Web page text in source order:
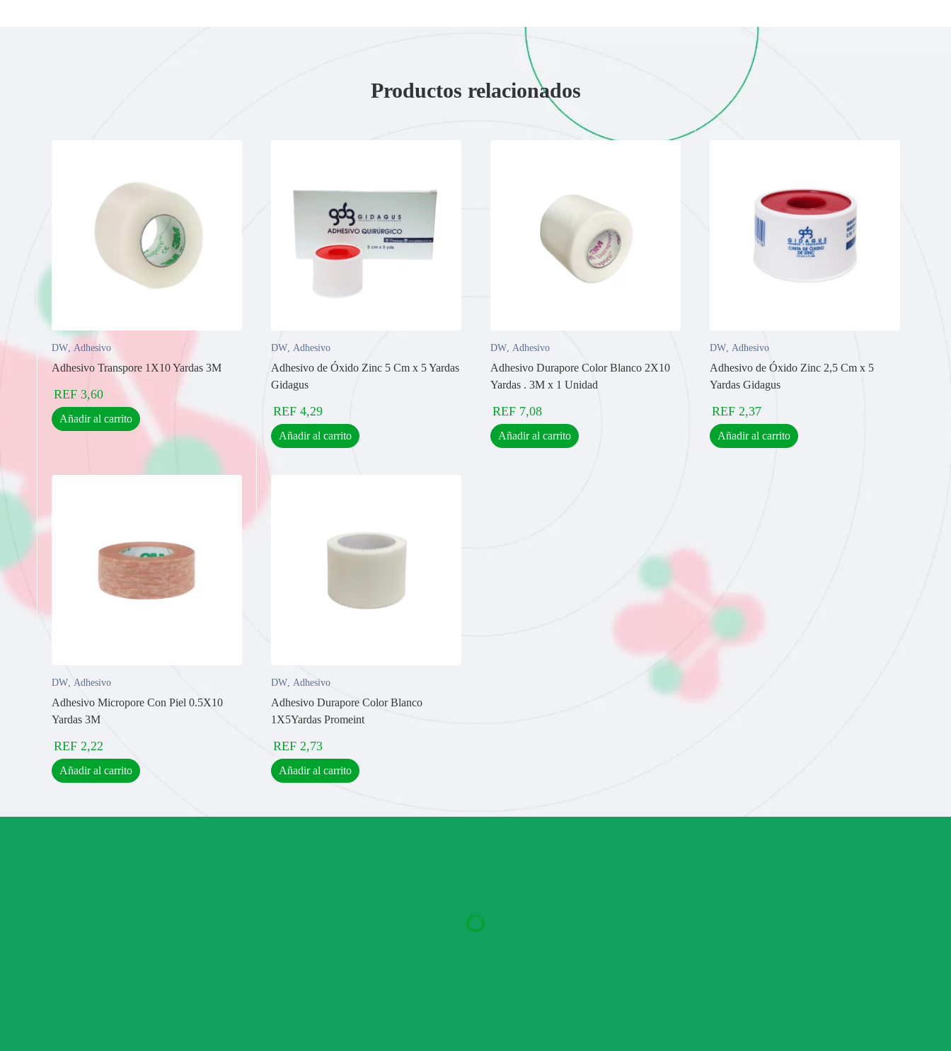
Productos relacionados
DW Adhesivo
Adhesivo Transpore 1X10 Yardas 3M
REF 3,60
Añadir al carrito
DW Adhesivo
Adhesivo de Óxido Zinc 5 Cm x 5 Yardas
Gidagus
REF 4,29
Añadir al carrito
DW Adhesivo
Adhesivo Durapore Color Blanco 2X10
Yardas . 3M x 1 Unidad
REF 7,08
Añadir al carrito
DW Adhesivo
Adhesivo de Óxido Zinc 2,5 Cm x 5
Yardas Gidagus
REF 2,37
Añadir al carrito
DW Adhesivo
Adhesivo Micropore Con Piel 0.5X10
Yardas 3M
REF 2,22
Añadir al carrito
DW Adhesivo
Adhesivo Durapore Color Blanco
1X5Yardas Promeint
REF 2,73
Añadir al carrito